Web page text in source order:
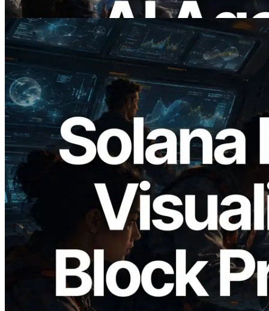
Leer este artículo
2026.05.24
Validators Solutions lanza el Solana Block
Analyzer — Visualización del tiempo de
producción de bloque por slot y del
Validador asignado
Leer este artículo